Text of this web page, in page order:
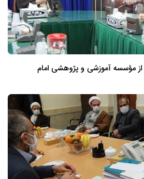
از مؤسسه آموزشی و پژوهشی امام